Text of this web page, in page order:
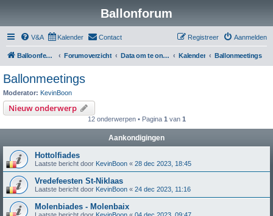
Ballonforum
V&A Kalender Contact Aanmelden
Registreer
Balloonfederation Forumoverzicht Data om te onthouden Kalender Ballonmeetings
Ballonmeetings
Moderator: KevinBoon
Nieuw onderwerp
12 onderwerpen • Pagina 1 van 1
Aankondigingen
Hottolfiades
Laatste bericht door KevinBoon « 28 dec 2023, 18:45
Vredefeesten St-Niklaas
Laatste bericht door KevinBoon « 24 dec 2023, 11:16
Molenbiades - Molenbaix
Laatste bericht door KevinBoon « 04 dec 2023, 09:47